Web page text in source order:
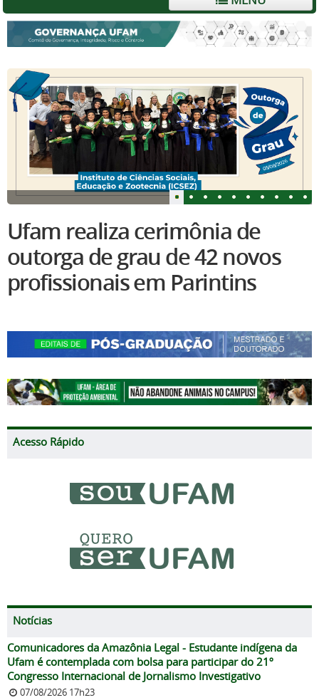
Ufam realiza cerimônia de
outorga de grau de 42 novos
profissionais em Parintins
Acesso Rápido
Notícias
Comunicadores da Amazônia Legal - Estudante indígena da
Ufam é contemplada com bolsa para participar do 21º
Congresso Internacional de Jornalismo Investigativo
07/08/2026 17h23